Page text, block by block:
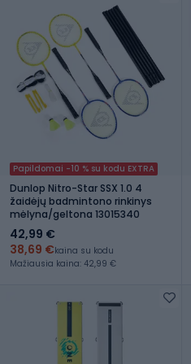
Papildomai -10 % su kodu EXTRA
Dunlop Nitro-Star SSX 1.0 4
žaidėjų badmintono rinkinys
mėlyna/geltona 13015340
42,99 €
38,69 €kaina su kodu
Mažiausia kaina: 42,99 €